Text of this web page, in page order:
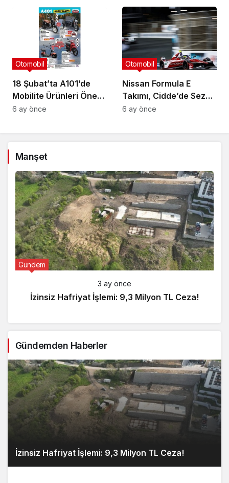
Kadın Liderlerini
Desteklemeye Devam
Yollara Çıkıyor
18 Şubat’ta A101’de
Mobilite Ürünleri Öne
Çıkıyor
Otomobil
6 ay önce
Nissan Formula E
Takımı, Cidde’de Sezon
12’nin üçüncü
Otomobil
6 ay önce
Manşet
Gündem
3 ay önce
İzinsiz Hafriyat İşlemi: 9,3 Milyon TL Ceza!
Gündemden Haberler
İzinsiz Hafriyat İşlemi: 9,3 Milyon TL Ceza!